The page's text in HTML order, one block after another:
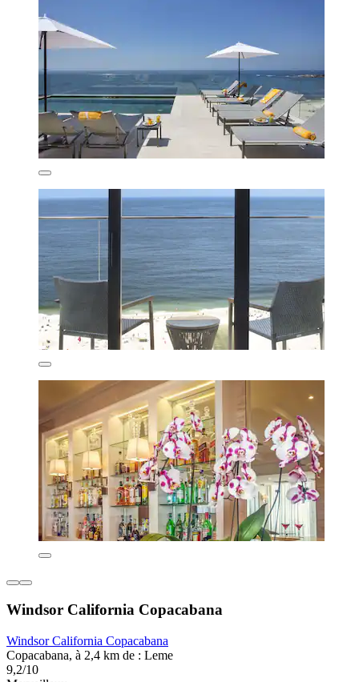
Windsor California Copacabana
Windsor California Copacabana
Copacabana, à 2,4 km de : Leme
9,2/10